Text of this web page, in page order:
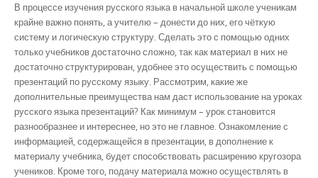
В процессе изучения русского языка в начальной школе ученикам
крайне важно понять, а учителю – донести до них, его чёткую
систему и логическую структуру. Сделать это с помощью одних
только учебников достаточно сложно, так как материал в них не
достаточно структурирован, удобнее это осуществить с помощью
презентаций по русскому языку. Рассмотрим, какие же
дополнительные преимущества нам даст использование на уроках
русского языка презентаций? Как минимум – урок становится
разнообразнее и интереснее, но это не главное. Ознакомление с
информацией, содержащейся в презентации, в дополнение к
материалу учебника, будет способствовать расширению кругозора
учеников. Кроме того, подачу материала можно осуществлять в